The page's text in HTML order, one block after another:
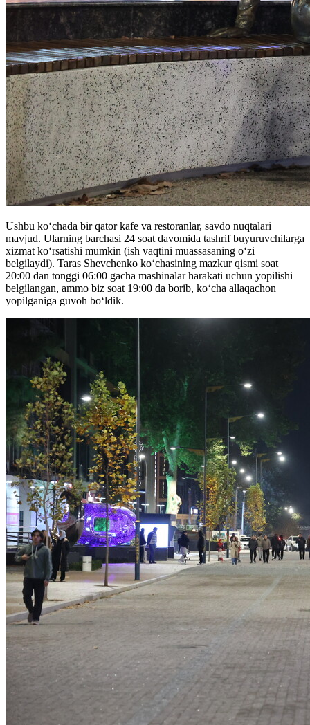
Ushbu koʻchada bir qator kafe va restoranlar, savdo nuqtalari
mavjud. Ularning barchasi 24 soat davomida tashrif buyuruvchilarga
xizmat koʻrsatishi mumkin (ish vaqtini muassasaning oʻzi
belgilaydi). Taras Shevchenko koʻchasining mazkur qismi soat
20:00 dan tonggi 06:00 gacha mashinalar harakati uchun yopilishi
belgilangan, ammo biz soat 19:00 da borib, koʻcha allaqachon
yopilganiga guvoh boʻldik.